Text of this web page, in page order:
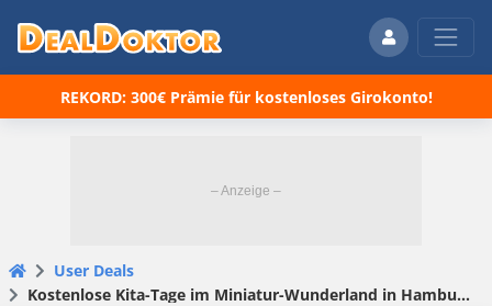
REKORD: 300€ Prämie für kostenloses Girokonto!
User Deals
Kostenlose Kita-Tage im Miniatur-Wunderland in Hamburg (gilt bundesweit)